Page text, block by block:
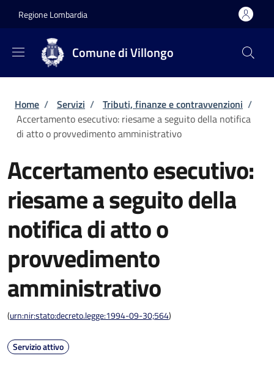
Regione Lombardia
Comune di Villongo
Briciole di pane
Home / Servizi / Tributi, finanze e contravvenzioni /
Accertamento esecutivo: riesame a seguito della notifica
di atto o provvedimento amministrativo
Accertamento esecutivo:
riesame a seguito della
notifica di atto o
provvedimento
amministrativo
(urn:nir:stato:decreto.legge:1994-09-30;564)
Servizio attivo